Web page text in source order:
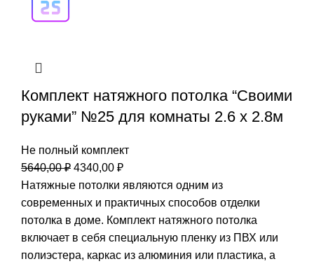
Комплект натяжного потолка “Своими
руками” №25 для комнаты 2.6 х 2.8м
Не полный комплект
5640,00₽ Первоначальная
цена
составляла
5640,00 ₽.
4340,00 ₽Текущая
цена:
4340,00 ₽.
Натяжные потолки являются одним из
современных и практичных способов отделки
потолка в доме. Комплект натяжного потолка
включает в себя специальную пленку из ПВХ или
полиэстера, каркас из алюминия или пластика, а